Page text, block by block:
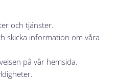
och tjänster.
skicka information om våra
på vår hemsida.